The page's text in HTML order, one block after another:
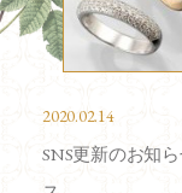
2020.02.14
SNS更新のお知